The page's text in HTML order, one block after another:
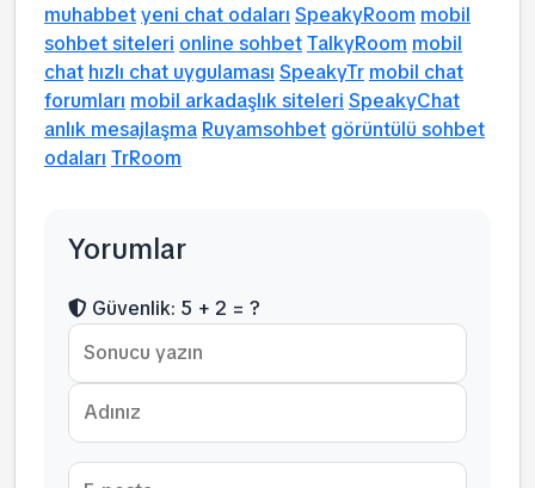
muhabbetyeni chat odaları SpeakyRoom mobil
sohbet siteleri online sohbetTalkyRoom mobil
chat hızlı chat uygulaması SpeakyTr mobil chat
forumları mobil arkadaşlık siteleri SpeakyChat
anlık mesajlaşma Ruyamsohbet görüntülü sohbet
odaları TrRoom
Yorumlar
Güvenlik: 5 + 2 = ?